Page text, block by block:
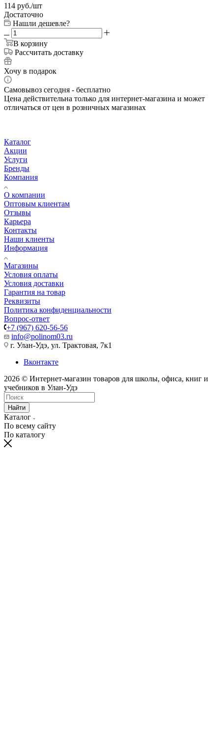
114 руб./шт
Достаточно
Нашли дешевле?
В корзину
Рассчитать доставку
Хочу в подарок
Самовывоз сегодня - бесплатно
Цена действительна только для интернет-магазина и может
отличаться от цен в розничных магазинах
Каталог
Акции
Услуги
Бренды
Компания
О компании
Оптовым клиентам
Отзывы
Карьера
Контакты
Наши клиенты
Информация
Магазины
Условия оплаты
Условия доставки
Гарантия на товар
Реквизиты
Политика конфиденциальности
Вопрос-ответ
+7 (967) 620-56-56
info@polinom03.ru
г. Улан-Удэ, ул. Трактовая, 7к1
Вконтакте
2026 © Интернет-магазин товаров для школы, офиса, книг и
учебников в Улан-Удэ
Найти
Каталог
По всему сайту
По каталогу